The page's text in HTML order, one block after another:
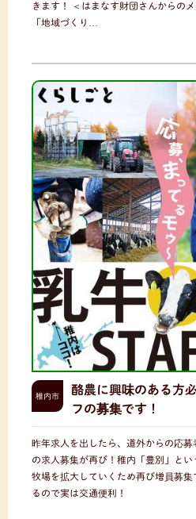
きます！ ＜はまなす財団さんからの
「地域づくり…
稚内市
酪農に興味のある方
フの募集です！
昨年求人を出したら、道外からの応
の求人募集が再び！稚内「豊別」とい
牧場を拡大していくため再び増員募
るので実は交通便利！